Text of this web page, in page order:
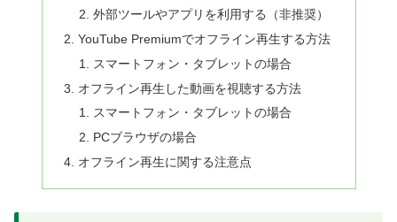
外部ツールやアプリを利用する（非推奨）
YouTube Premiumでオフライン再生する方法
スマートフォン・タブレットの場合
オフライン再生した動画を視聴する方法
スマートフォン・タブレットの場合
PCブラウザの場合
オフライン再生に関する注意点